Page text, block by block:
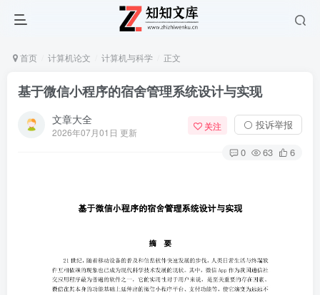
首页 计算机论文 计算机与科学 正文
基于微信小程序的宿舍管理系统设计与实现
文章大全
2026年07月01日 更新
关注 ⚪ 投诉举报
0 63 6